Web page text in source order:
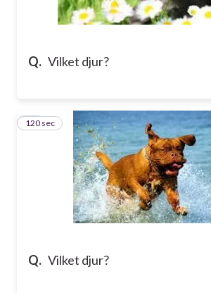
Q. Vilket djur?
Q. Vilket djur?
20
120 sec